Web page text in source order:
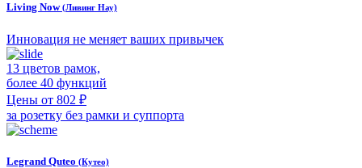
Living Now(Ливинг Нау)
Инновация не меняет ваших привычек
13 цветов рамок,
более 40 функций
Цены от 802 ₽
за розетку без рамки и суппорта
Legrand Quteo (Кутео)